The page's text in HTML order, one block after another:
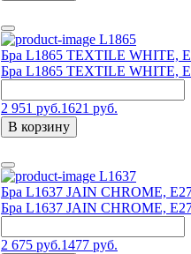
L1865
Бра L1865 TEXTILE WHITE,
Бра L1865 TEXTILE WHITE,
2 951 руб.1621 руб.
В корзину
L1637
Бра L1637 JAIN CHROME,
Бра L1637 JAIN CHROME,
2 675 руб.1477 руб.